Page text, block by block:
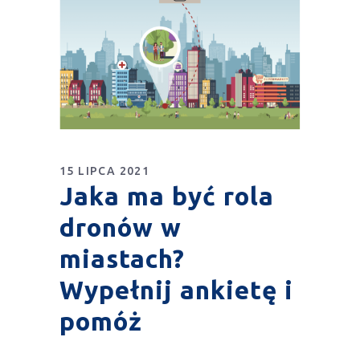
15 LIPCA 2021
Jaka ma być rola
dronów w
miastach?
Wypełnij ankietę i
pomóż